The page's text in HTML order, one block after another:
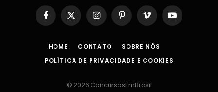
Facebook
X
(Twitter)
InstagramPinterestVimeo YouTube
HOME CONTATO
SOBRE NÓS
POLÍTICA DE PRIVACIDADE E COOKIES
© 2026 ConcursosEmBrasil